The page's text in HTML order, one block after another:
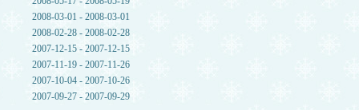
2008-03-01 - 2008-03-01
2008-02-28 - 2008-02-28
2007-12-15 - 2007-12-15
2007-11-19 - 2007-11-26
2007-10-04 - 2007-10-26
2007-09-27 - 2007-09-29